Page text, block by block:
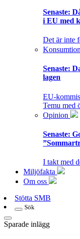
Senaste:
i EU med
Det är inte
Konsumtion
Senaste:
lagen
EU-
Temu med
Opinion
Senaste:
I takt med
Miljöfakta
Om oss
Stötta SMB
Sök
Sparade inlägg